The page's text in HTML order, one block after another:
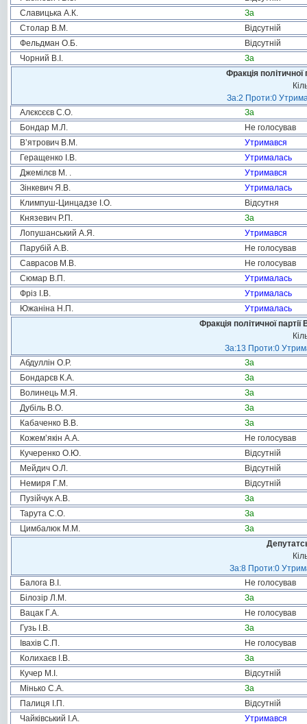
Славицька А.К.
За
Столар В.М.
Відсутній
Фельдман О.Б.
Відсутній
Чорний В.І.
За
Фракція
За:2 Проти:0
Алєксєєв С.О.
За
Бондар М.Л.
Не голосував
В’ятрович В.М.
Утримався
Геращенко І.В.
Утрималась
Джемілєв М. .
Утримався
Зінкевич Я.В.
Утрималась
Климпуш-Цинцадзе І.О.
Відсутня
Князевич Р.П.
За
Лопушанський А.Я.
Утримався
Парубій А.В.
Не голосував
Саврасов М.В.
Не голосував
Сюмар В.П.
Утрималась
Фріз І.В.
Утрималась
Южаніна Н.П.
Утрималась
Фракція політичної
За:13 Проти:0
Абдуллін О.Р.
За
Бондарєв К.А.
За
Волинець М.Я.
За
Дубіль В.О.
За
Кабаченко В.В.
За
Кожем’якін А.А.
Не голосував
Кучеренко О.Ю.
Відсутній
Мейдич О.Л.
Відсутній
Немиря Г.М.
Відсутній
Пузійчук А.В.
За
Тарута С.О.
За
Цимбалюк М.М.
За
За:8 Проти:0
Балога В.І.
Не голосував
Білозір Л.М.
За
Вацак Г.А.
Не голосував
Гузь І.В.
За
Івахів С.П.
Не голосував
Колихаєв І.В.
За
Кучер М.І.
Відсутній
Мінько С.А.
За
Палиця І.П.
Відсутній
Чайківський І.А.
Утримався